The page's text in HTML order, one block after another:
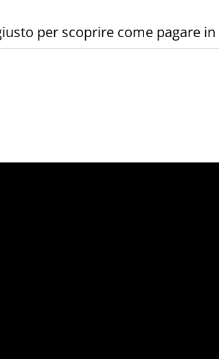
per scoprire come pagare